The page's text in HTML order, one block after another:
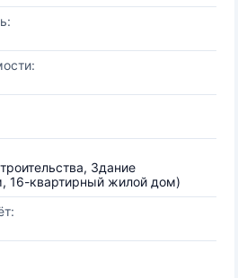
Здание
16-квартирный жилой дом)